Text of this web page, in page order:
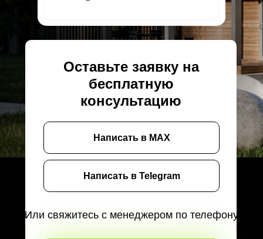
Оставьте заявку на
бесплатную
консультацию
Написать в Telegram
Написать в MAX
Или свяжитесь с менеджером по телефону